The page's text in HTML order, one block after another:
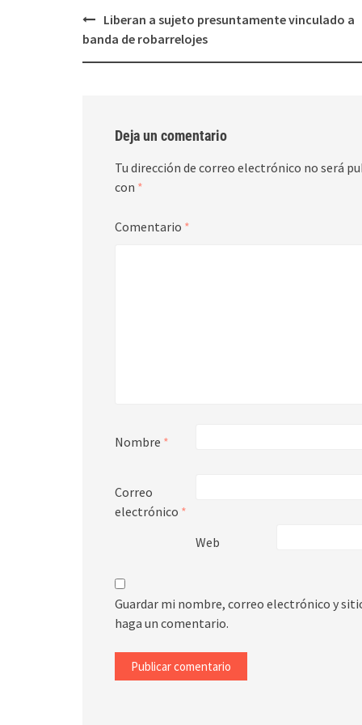
Post
navigation
Liberan a sujeto presuntamente vinculado a
banda de robarrelojes
Deja un comentario
Tu dirección de correo electrónico no será
con *
Comentario *
Nombre *
Correo
electrónico *
Web
Guardar mi nombre, correo electrónico y
haga un comentario.